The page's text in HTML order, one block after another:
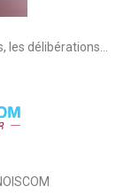
les délibérations…